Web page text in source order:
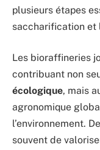
plusieurs étapes
saccharification et
Les bioraffineries
contribuant non
écologique, mais
agronomique
l’environnement.
souvent de